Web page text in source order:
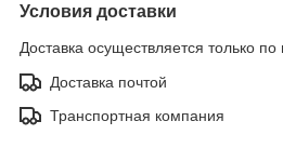
Условия доставки
Доставка осуществляется только по
Доставка почтой
Транспортная компания